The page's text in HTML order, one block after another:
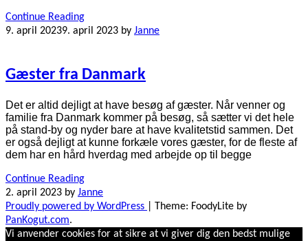
Continue Reading
9. april 20239. april 2023 by Janne
Gæster fra Danmark
Det er altid dejligt at have besøg af gæster. Når venner og
familie fra Danmark kommer på besøg, så sætter vi det hele
på stand-by og nyder bare at have kvalitetstid sammen. Det
er også dejligt at kunne forkæle vores gæster, for de fleste af
dem har en hård hverdag med arbejde op til begge
Continue Reading
2. april 2023 by Janne
Proudly powered by WordPress
Theme: FoodyLite by
PanKogut.com.
Vi anvender cookies for at sikre at vi giver dig den bedst mulige